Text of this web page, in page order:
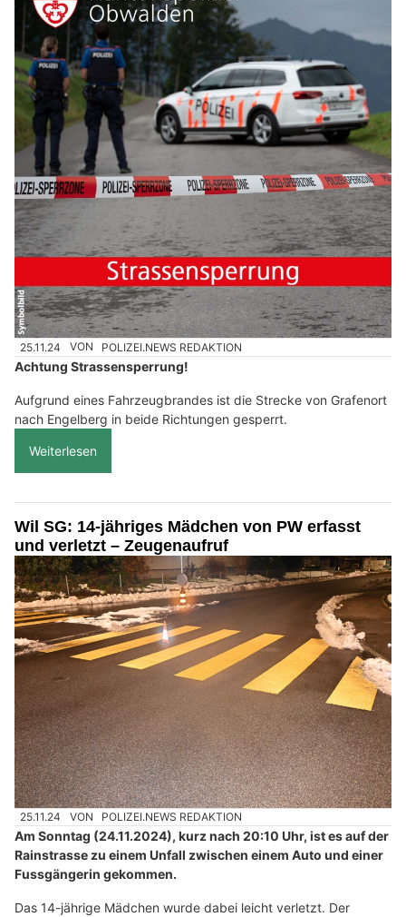
25.11.24 VON POLIZEI.NEWS REDAKTION
Achtung Strassensperrung!
Aufgrund eines Fahrzeugbrandes ist die Strecke von Grafenort
nach Engelberg in beide Richtungen gesperrt.
Weiterlesen
Wil SG: 14-jähriges Mädchen von PW erfasst
und verletzt – Zeugenaufruf
25.11.24 VON POLIZEI.NEWS REDAKTION
Am Sonntag (24.11.2024), kurz nach 20:10 Uhr, ist es auf der
Rainstrasse zu einem Unfall zwischen einem Auto und einer
Fussgängerin gekommen.
Das 14-jährige Mädchen wurde dabei leicht verletzt. Der